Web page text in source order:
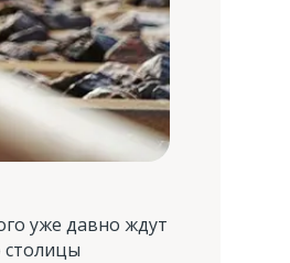
уже давно ждут
столицы